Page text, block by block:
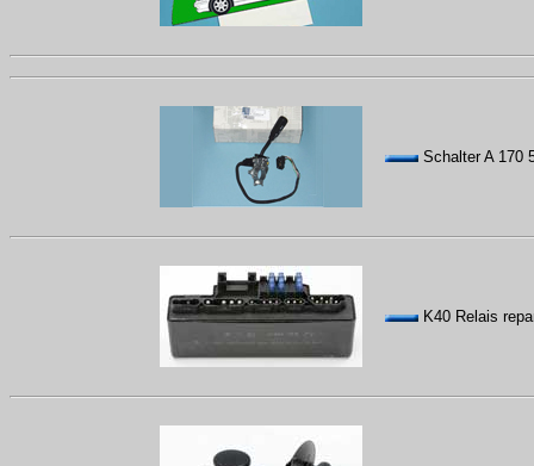
Schalter A 170
K40 Relais